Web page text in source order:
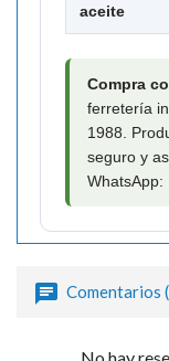
aceite
Compra
ferretería
1988.
seguro y
WhatsApp:
Comentarios